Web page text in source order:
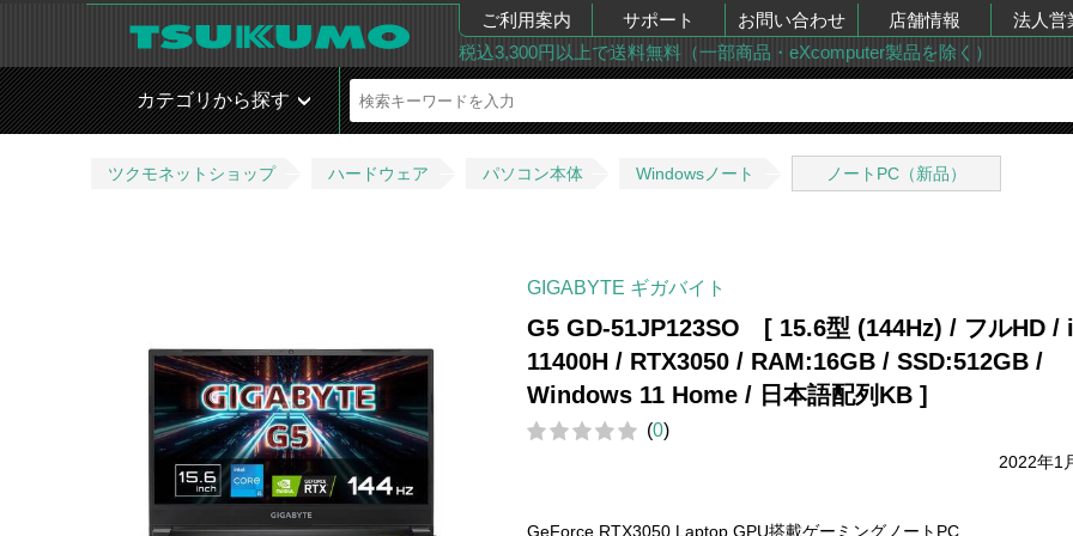
ご利用案内 サポート お問い合わせ 店舗情報
法人営
税込3,300円以上で送料無料（一部商品・eXcomputer製品を除く）
カテゴリから探す
ツクモネットショップ ハードウェア パソコン本体 Windowsノート ノートPC（新品）
GIGABYTE ギガバイト
G5 GD-51JP123SO [ 15.6型 (144Hz) / フルHD /
11400H / RTX3050 / RAM:16GB / SSD:512GB /
Windows 11 Home / 日本語配列KB ]
(0)
2022年1
GeForce RTX3050 Laptop GPU搭載ゲーミングノートPC